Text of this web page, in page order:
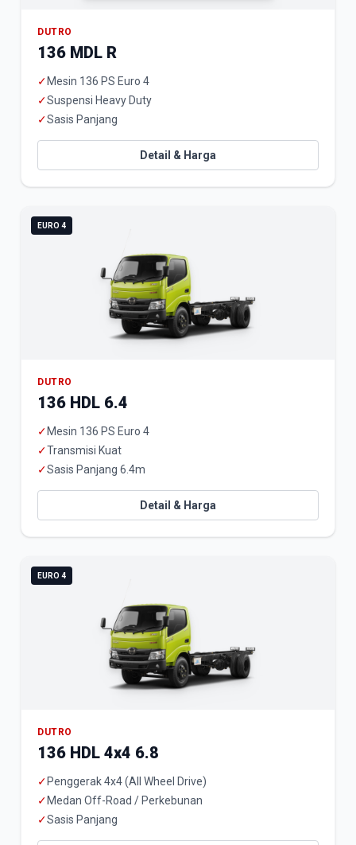
DUTRO
136 MDL R
✓ Mesin 136 PS Euro 4
✓Suspensi Heavy Duty
✓Sasis Panjang
Detail & Harga
EURO 4
DUTRO
136 HDL 6.4
✓ Mesin 136 PS Euro 4
✓Transmisi Kuat
✓Sasis Panjang 6.4m
Detail & Harga
EURO 4
DUTRO
136 HDL 4x4 6.8
✓ Penggerak 4x4 (All Wheel Drive)
✓ Medan Off-Road / Perkebunan
✓Sasis Panjang